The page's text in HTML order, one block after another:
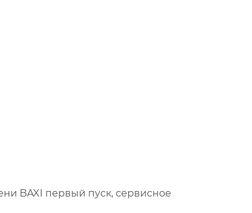
BAXI первый пуск, сервисное